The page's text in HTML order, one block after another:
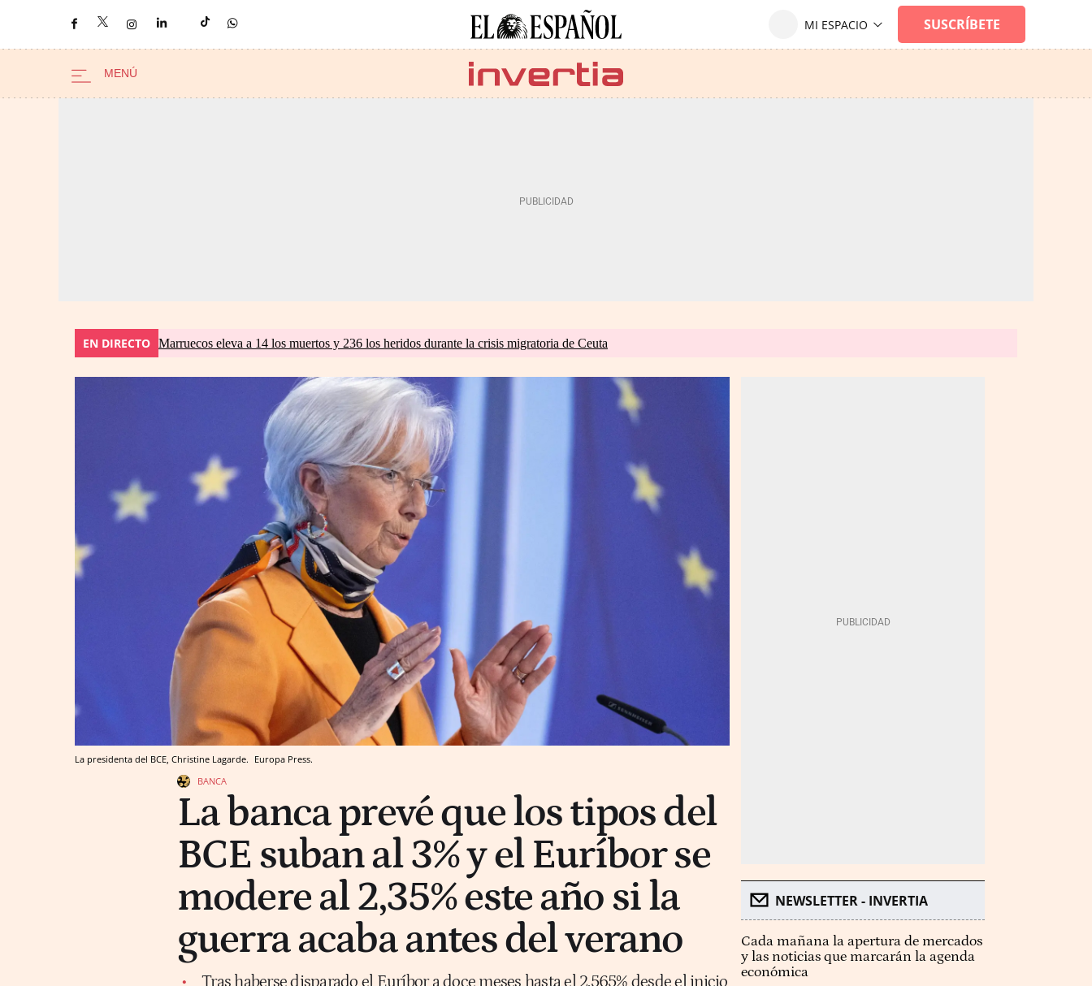
EN DIRECTO Marruecos eleva a 14 los muertos y 236 los heridos durante la crisis migratoria de Ceuta
La presidenta del BCE, Christine Lagarde. Europa Press.
BANCA
La banca prevé que los tipos del
BCE suban al 3% y el Euríbor se
modere al 2,35% este año si la
guerra acaba antes del verano
Tras haberse disparado el Euríbor a doce meses hasta el 2,565% desde el inicio
NEWSLETTER - INVERTIA
Cada mañana la apertura de mercados
y las noticias que marcarán la agenda
económica